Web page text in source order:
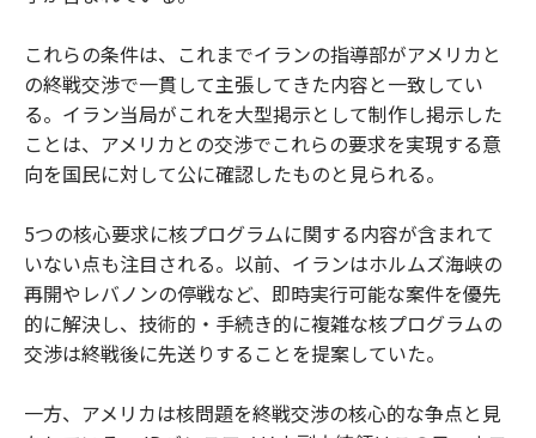
これらの条件は、これまでイランの指導部がアメリカと
の終戦交渉で一貫して主張してきた内容と一致してい
る。イラン当局がこれを大型掲示として制作し掲示した
ことは、アメリカとの交渉でこれらの要求を実現する意
向を国民に対して公に確認したものと見られる。
5つの核心要求に核プログラムに関する内容が含まれて
いない点も注目される。以前、イランはホルムズ海峡の
再開やレバノンの停戦など、即時実行可能な案件を優先
的に解決し、技術的・手続き的に複雑な核プログラムの
交渉は終戦後に先送りすることを提案していた。
一方、アメリカは核問題を終戦交渉の核心的な争点と見